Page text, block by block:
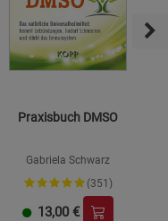
Praxisbuch DMSO
Gabriela Schwarz
(351)
13,00 €